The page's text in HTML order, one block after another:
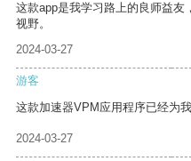
这款app是我学习路上的良师益
视野。
2024-03-27
游客
这款加速器VPM应用程序已经为
2024-03-27